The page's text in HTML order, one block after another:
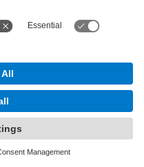
de Catalunya ·
Privacy settings